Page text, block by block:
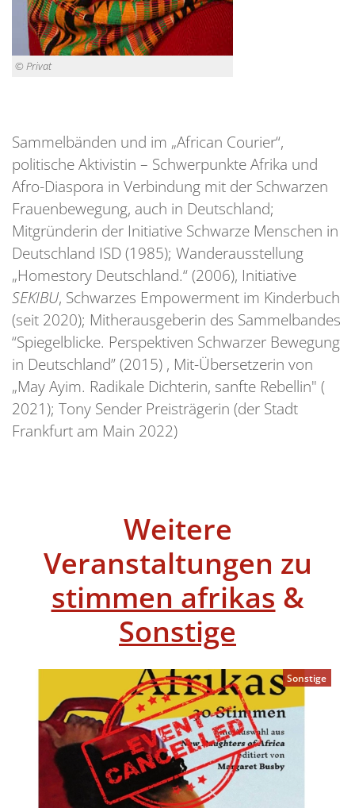
© Privat
Sammelbänden und im „African Courier“,
politische Aktivistin – Schwerpunkte Afrika und
Afro-Diaspora in Verbindung mit der Schwarzen
Frauenbewegung, auch in Deutschland;
Mitgründerin der Initiative Schwarze Menschen in
Deutschland ISD (1985); Wanderausstellung
„Homestory Deutschland.“ (2006), Initiative
SEKIBU, Schwarzes Empowerment im Kinderbuch
(seit 2020); Mitherausgeberin des Sammelbandes
“Spiegelblicke. Perspektiven Schwarzer Bewegung
in Deutschland” (2015) , Mit-Übersetzerin von
„May Ayim. Radikale Dichterin, sanfte Rebellin" (
2021); Tony Sender Preisträgerin (der Stadt
Frankfurt am Main 2022)
Weitere
Veranstaltungen zu
stimmen afrikas &
Sonstige
Sonstige